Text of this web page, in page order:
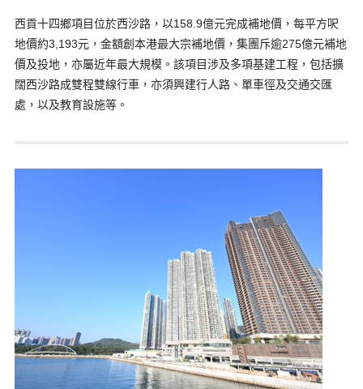
西貢十四鄉項目位於西沙路，以158.9億元完成補地價，每平方呎
地價約3,193元，金額創本港最大宗補地價，集團斥逾275億元補地
價及投地，亦屬近年最大規模。該項目涉及多項基建工程，包括擴
闊西沙路成雙程雙線行車，亦須興建行人路、單車徑及交通交匯
處，以及教育設施等。